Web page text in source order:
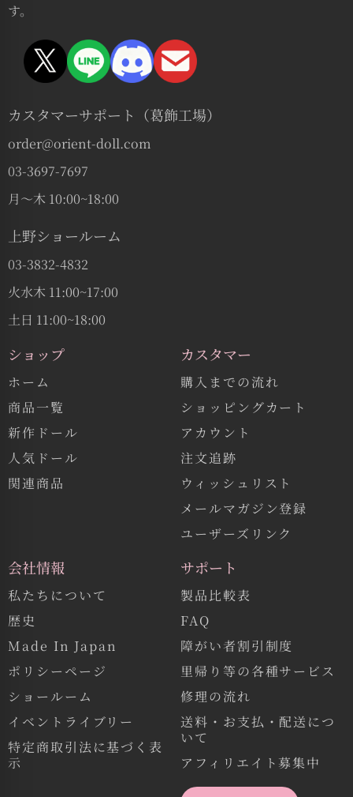
す。
カスタマーサポート（葛飾工場）
order@orient-doll.com
03-3697-7697
月〜木 10:00~18:00
上野ショールーム
03-3832-4832
火水木 11:00~17:00
土日 11:00~18:00
ショップ
ホーム
商品一覧
新作ドール
人気ドール
関連商品
カスタマー
購入までの流れ
ショッピングカート
アカウント
注文追跡
ウィッシュリスト
メールマガジン登録
ユーザーズリンク
会社情報
私たちについて
歴史
Made In Japan
ポリシーページ
ショールーム
イベントライブリー
特定商取引法に基づく表
示
サポート
製品比較表
FAQ
障がい者割引制度
里帰り等の各種サービス
修理の流れ
送料・お支払・配送につ
いて
アフィリエイト募集中